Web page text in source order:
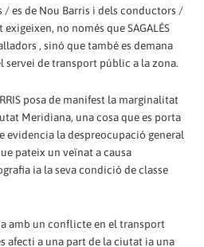
es de Nou Barris i dels conductors /
no només que SAGALÉS
, sinó que també es demana
de transport públic a la zona.
posa de manifest la marginalitat
Meridiana, una cosa que es porta
evidencia la despreocupació general
pateix un veïnat a causa
ia la seva condició de classe
amb un conflicte en el transport
afecti a una part de la ciutat ia una